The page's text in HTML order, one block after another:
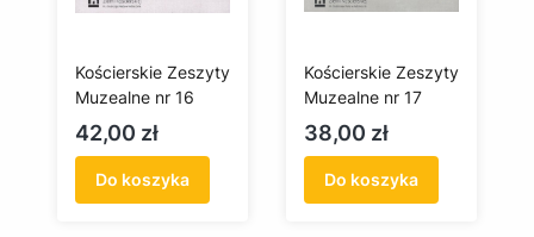
Kościerskie Zeszyty
Muzealne nr 16
Cena
42,00 zł
Do koszyka
Kościerskie Zeszyty
Muzealne nr 17
Cena
38,00 zł
Do koszyka